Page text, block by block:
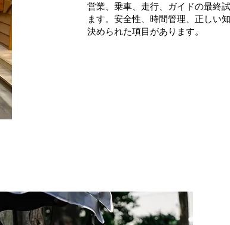
営業、乗車、走行、ガイドの最終
ます。安全性、時間管理、正しい
決められた項目があります。​